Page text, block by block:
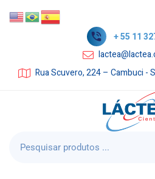
+ 55 11
Rua Scuvero, 224 – Cambuci -